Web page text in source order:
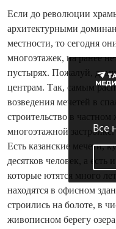
Если до революции
архитектурными
местности, то сегодня
многоэтажек, на ранее
пустырях. Пожалуй,
центрам. Так, самым
возведения мечетей в
строительство в
многоэтажной застройке.
Есть казанские мечети,
десятков человек, а есть
которые ютятся много
находятся в офисном
строились на болоте, в
живописном берегу
Все